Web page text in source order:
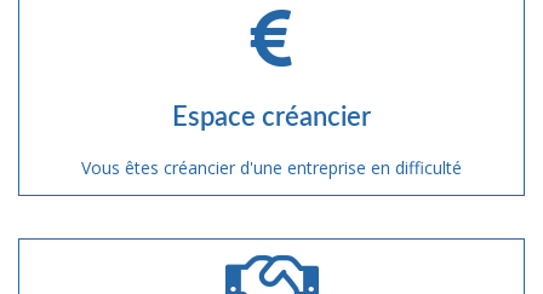
Espace créancier
Vous êtes créancier d'une entreprise en difficulté